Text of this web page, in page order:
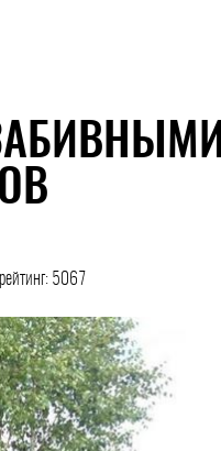
рейтинг: 5067